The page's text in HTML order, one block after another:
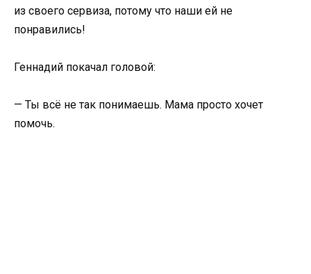
из своего сервиза, потому что наши ей не
понравились!
Геннадий покачал головой:
— Ты всё не так понимаешь. Мама просто хочет
помочь.